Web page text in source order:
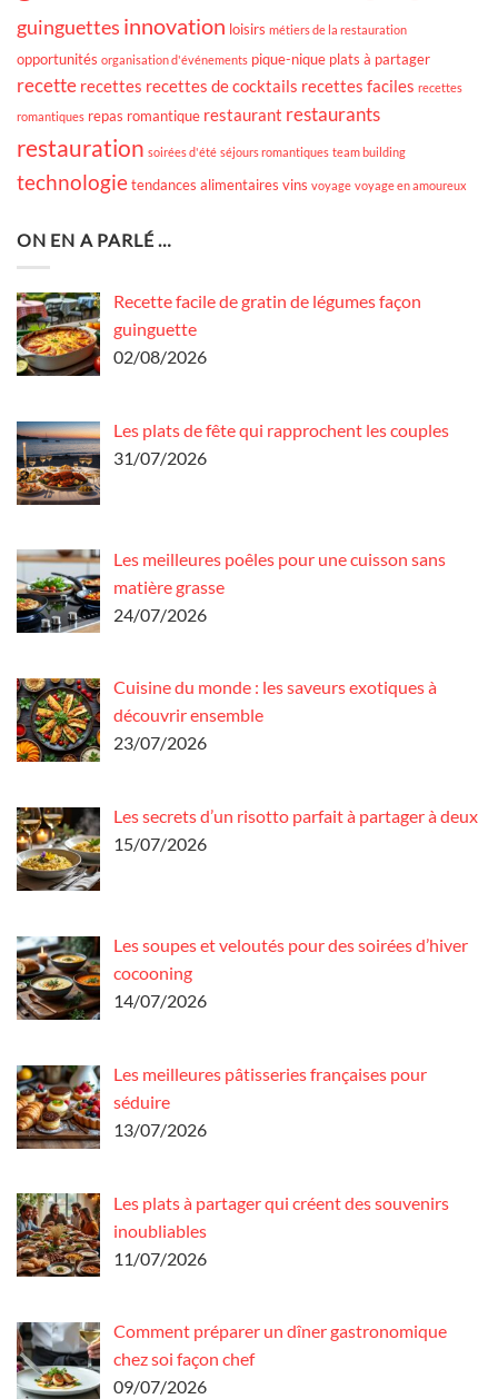
guinguettes innovation loisirs métiers de la restauration
opportunités organisation d'événements pique-nique plats à partager
recette recettes recettes de cocktails recettes faciles recettes
romantiques repas romantique restaurant restaurants
restauration soirées d'été séjours romantiques team building
technologietendances alimentaires vins voyage voyage en amoureux
ON EN A PARLÉ …
Recette facile de gratin de légumes façon
guinguette
02/08/2026
Les plats de fête qui rapprochent les couples
31/07/2026
Les meilleures poêles pour une cuisson sans
matière grasse
24/07/2026
Cuisine du monde : les saveurs exotiques à
découvrir ensemble
23/07/2026
Les secrets d’un risotto parfait à partager à deux
15/07/2026
Les soupes et veloutés pour des soirées d’hiver
cocooning
14/07/2026
Les meilleures pâtisseries françaises pour
séduire
13/07/2026
Les plats à partager qui créent des souvenirs
inoubliables
11/07/2026
Comment préparer un dîner gastronomique
chez soi façon chef
09/07/2026